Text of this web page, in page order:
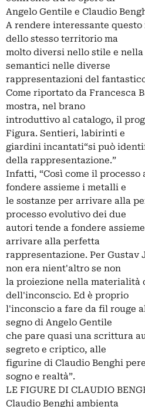
Angelo Gentile e Claudio
A rendere interessante
dello stesso territorio ma
molto diversi nello stile e
semantici nelle diverse
rappresentazioni del
Come riportato da Francesca
mostra, nel brano
introduttivo al catalogo, il
Figura. Sentieri, labirinti e
giardini incantati“si può
della rappresentazione.”
Infatti, “Così come il processo
fondere assieme i metalli e
le sostanze per arrivare alla
processo evolutivo dei due
autori tende a fondere
arrivare alla perfetta
rappresentazione. Per
non era nient'altro se non
la proiezione nella materialità
dell'inconscio. Ed è proprio
l'inconscio a fare da fil rouge
segno di Angelo Gentile
che pare quasi una scrittura
segreto e criptico, alle
figurine di Claudio Benghi
sogno e realtà”.
LE FIGURE DI CLAUDIO
Claudio Benghi ambienta